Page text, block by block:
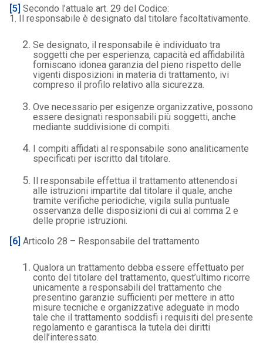
[5] Secondo l’attuale art. 29 del Codice:
1. Il responsabile è designato dal titolare facoltativamente.
Se designato, il responsabile è individuato tra
soggetti che per esperienza, capacità ed affidabilità
forniscano idonea garanzia del pieno rispetto delle
vigenti disposizioni in materia di trattamento, ivi
compreso il profilo relativo alla sicurezza.
Ove necessario per esigenze organizzative, possono
essere designati responsabili più soggetti, anche
mediante suddivisione di compiti.
I compiti affidati al responsabile sono analiticamente
specificati per iscritto dal titolare.
Il responsabile effettua il trattamento attenendosi
alle istruzioni impartite dal titolare il quale, anche
tramite verifiche periodiche, vigila sulla puntuale
osservanza delle disposizioni di cui al comma 2 e
delle proprie istruzioni.
[6] Articolo 28 – Responsabile del trattamento
Qualora un trattamento debba essere effettuato per
conto del titolare del trattamento, quest’ultimo ricorre
unicamente a responsabili del trattamento che
presentino garanzie sufficienti per mettere in atto
misure tecniche e organizzative adeguate in modo
tale che il trattamento soddisfi i requisiti del presente
regolamento e garantisca la tutela dei diritti
dell’interessato.